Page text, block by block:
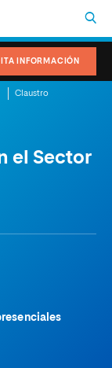
INFORMACIÓN
Claustro
el Sector